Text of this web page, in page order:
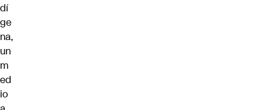
dí
ge
na,
un
m
ed
io